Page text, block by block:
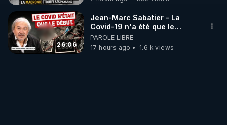
26:06
Jean-Marc Sabatier - La
Covid-19 n'a été que le
début - L'ARNm & l'ARNm-aa
jusqu où auront-t-il ?
PAROLE LIBRE
17 hours ago
1.6 k views